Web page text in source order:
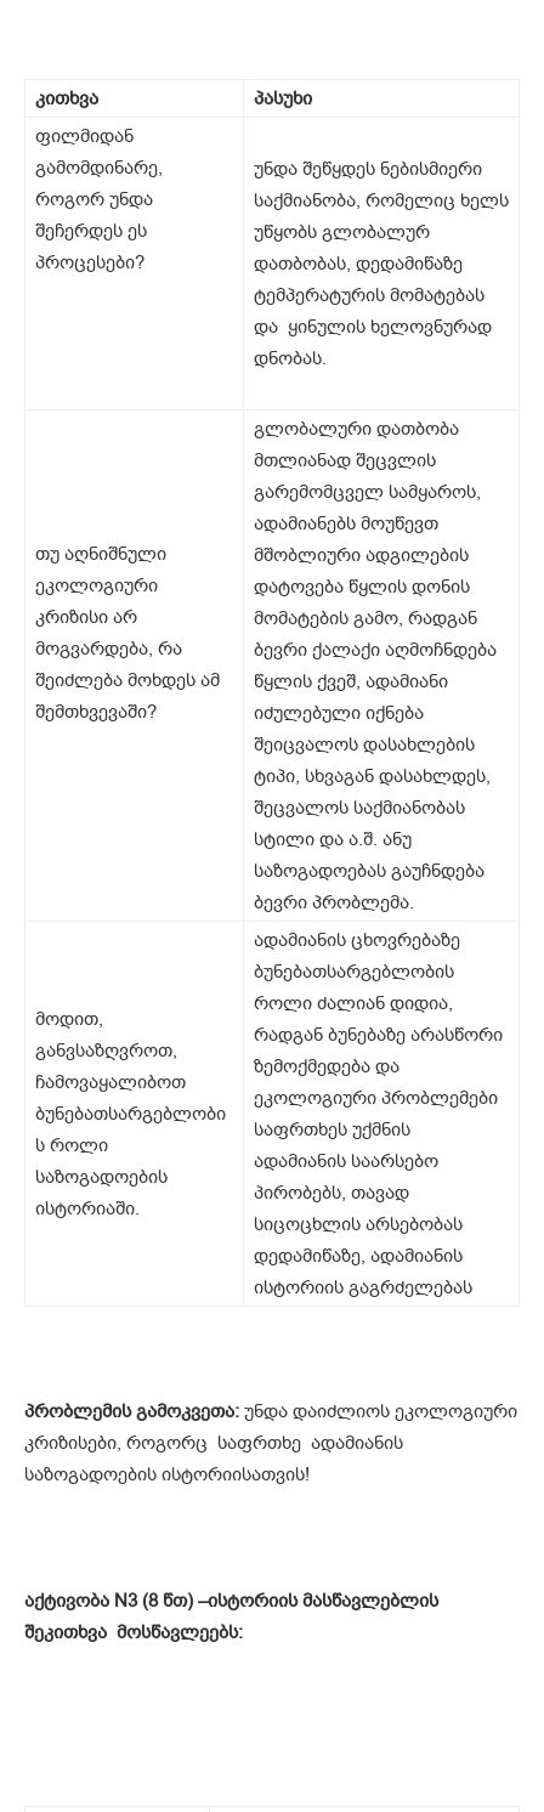
კითხვა
პასუხი
ფილმიდან
გამომდინარე,
როგორ უნდა
შეჩერდეს ეს
პროცესები?
უნდა შეწყდეს ნებისმიერი
საქმიანობა, რომელიც ხელს
უწყობს გლობალურ
დათბობას, დედამიწაზე
ტემპერატურის მომატებას
და ყინულის ხელოვნურად
დნობას.
თუ აღნიშნული
ეკოლოგიური
კრიზისი არ
მოგვარდება, რა
შეიძლება მოხდეს ამ
შემთხვევაში?
გლობალური დათბობა
მთლიანად შეცვლის
გარემომცველ სამყაროს,
ადამიანებს მოუწევთ
მშობლიური ადგილების
დატოვება წყლის დონის
მომატების გამო, რადგან
ბევრი ქალაქი აღმოჩნდება
წყლის ქვეშ, ადამიანი
იძულებული იქნება
შეიცვალოს დასახლების
ტიპი, სხვაგან დასახლდეს,
შეცვალოს საქმიანობას
სტილი და ა.შ. ანუ
საზოგადოებას გაუჩნდება
ბევრი პრობლემა.
მოდით,
განვსაზღვროთ,
ჩამოვაყალიბოთ
ბუნებათსარგებლობი
ს როლი
საზოგადოების
ისტორიაში.
ადამიანის ცხოვრებაზე
ბუნებათსარგებლობის
როლი ძალიან დიდია,
რადგან ბუნებაზე არასწორი
ზემოქმედება და
ეკოლოგიური პრობლემები
საფრთხეს უქმნის
ადამიანის საარსებო
პირობებს, თავად
სიცოცხლის არსებობას
დედამიწაზე, ადამიანის
ისტორიის გაგრძელებას
პრობლემის გამოკვეთა: უნდა დაიძლიოს ეკოლოგიური
კრიზისები, როგორც საფრთხე ადამიანის
საზოგადოების ისტორიისათვის!
აქტივობა N3 (8 წთ) –ისტორიის მასწავლებლის
შეკითხვა მოსწავლეებს: